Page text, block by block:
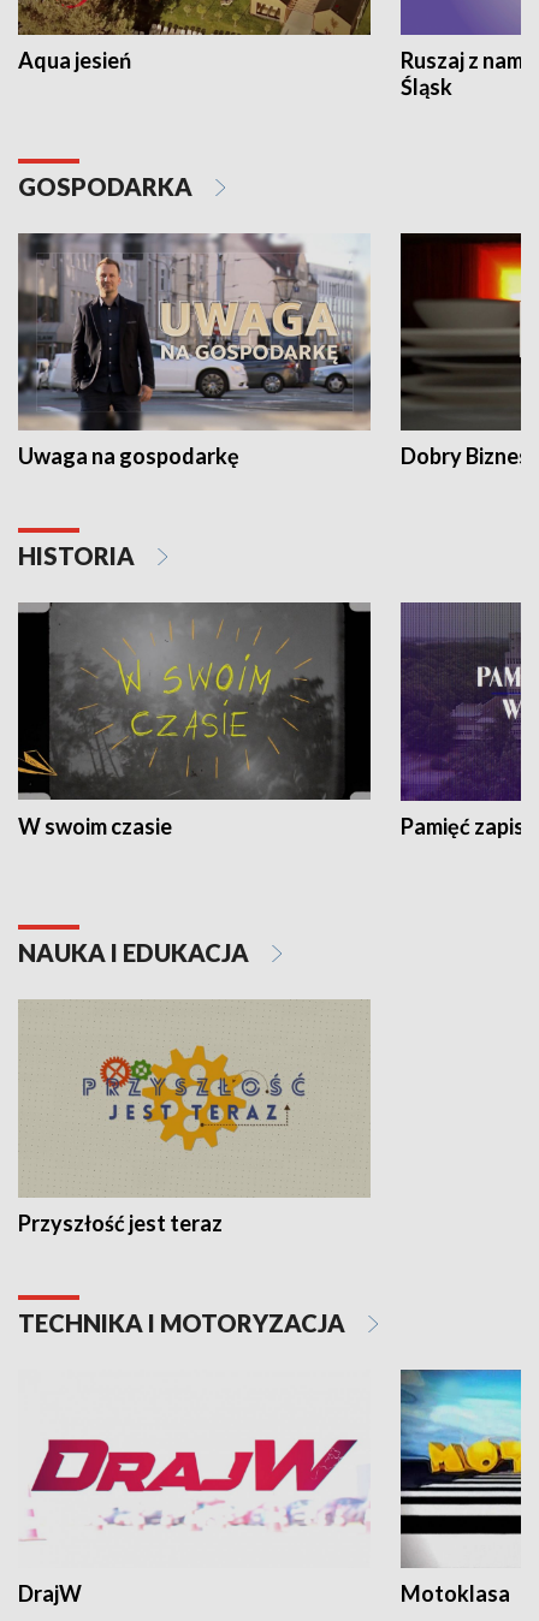
Aqua jesień
Ruszaj z
Śląsk
GOSPODARKA
Uwaga na gospodarkę Dobry Biznes
HISTORIA
W swoim czasie Pamięć
NAUKA I EDUKACJA
Przyszłość jest teraz
TECHNIKA I MOTORYZACJA
DrajW Motoklasa